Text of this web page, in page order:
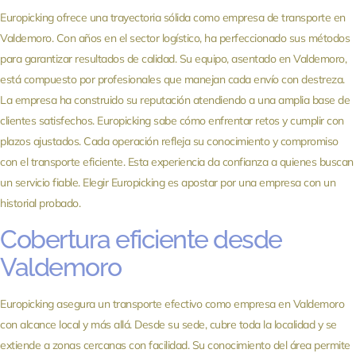
Europicking ofrece una trayectoria sólida como empresa de transporte en
Valdemoro. Con años en el sector logístico, ha perfeccionado sus métodos
para garantizar resultados de calidad. Su equipo, asentado en Valdemoro,
está compuesto por profesionales que manejan cada envío con destreza.
La empresa ha construido su reputación atendiendo a una amplia base de
clientes satisfechos. Europicking sabe cómo enfrentar retos y cumplir con
plazos ajustados. Cada operación refleja su conocimiento y compromiso
con el transporte eficiente. Esta experiencia da confianza a quienes buscan
un servicio fiable. Elegir Europicking es apostar por una empresa con un
historial probado.
Cobertura eficiente desde
Valdemoro
Europicking asegura un transporte efectivo como empresa en Valdemoro
con alcance local y más allá. Desde su sede, cubre toda la localidad y se
extiende a zonas cercanas con facilidad. Su conocimiento del área permite